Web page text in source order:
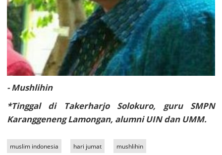
- Mushlihin
*Tinggal di Takerharjo Solokuro, guru SMPN
Karanggeneng Lamongan, alumni UIN dan UMM.
muslim indonesia hari jumat mushlihin